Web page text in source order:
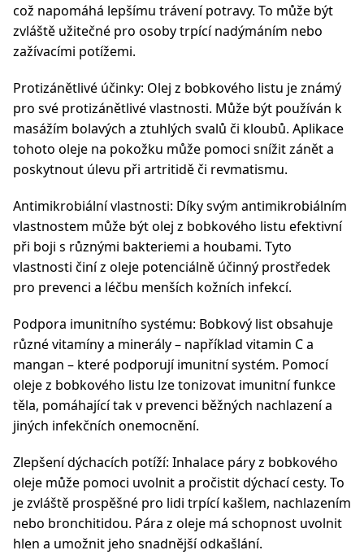
což napomáhá lepšímu trávení potravy. To může být
zvláště užitečné pro osoby trpící nadýmáním nebo
zažívacími potížemi.
Protizánětlivé účinky: Olej z bobkového listu je známý
pro své protizánětlivé vlastnosti. Může být používán k
masážím bolavých a ztuhlých svalů či kloubů. Aplikace
tohoto oleje na pokožku může pomoci snížit zánět a
poskytnout úlevu při artritidě či revmatismu.
Antimikrobiální vlastnosti: Díky svým antimikrobiálním
vlastnostem může být olej z bobkového listu efektivní
při boji s různými bakteriemi a houbami. Tyto
vlastnosti činí z oleje potenciálně účinný prostředek
pro prevenci a léčbu menších kožních infekcí.
Podpora imunitního systému: Bobkový list obsahuje
různé vitamíny a minerály – například vitamin C a
mangan – které podporují imunitní systém. Pomocí
oleje z bobkového listu lze tonizovat imunitní funkce
těla, pomáhající tak v prevenci běžných nachlazení a
jiných infekčních onemocnění.
Zlepšení dýchacích potíží: Inhalace páry z bobkového
oleje může pomoci uvolnit a pročistit dýchací cesty. To
je zvláště prospěšné pro lidi trpící kašlem, nachlazením
nebo bronchitidou. Pára z oleje má schopnost uvolnit
hlen a umožnit jeho snadnější odkašlání.